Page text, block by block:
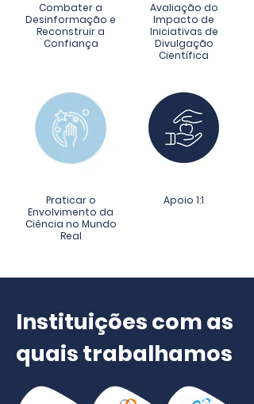
Combater a
Desinformação e
Reconstruir a
Confiança
Avaliação do
Impacto de
Iniciativas de
Divulgação
Científica
Praticar o
Envolvimento da
Ciência no Mundo
Real
Apoio 1:1
Instituições com as
quais trabalhamos